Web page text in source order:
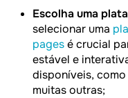
Escolha uma
selecionar uma
pagesé crucial
estável e
disponíveis, como
muitas outras;